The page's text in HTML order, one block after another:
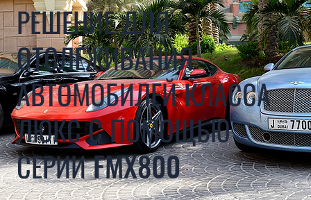
РЕШЕНИЕ ДЛЯ
ОТСЛЕЖИВАНИЯ
АВТОМОБИЛЕЙ КЛАССА
ЛЮКС С ПОМОЩЬЮ
СЕРИИ FMX800